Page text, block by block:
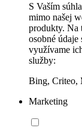
S Vaším
mimo našej
produkty. Na
osobné
využívame
služby:
Bing, Criteo,
Marketing